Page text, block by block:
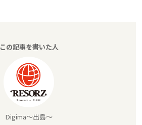
この記事を書いた人
Digima～出島～